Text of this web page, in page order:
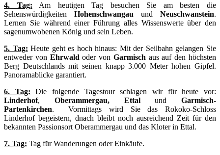
4. Tag: Am heutigen Tag besuchen Sie am besten die
Sehenswürdigkeiten Hohenschwangau und Neuschwanstein.
Lernen Sie während einer Führung alles Wissenswerte über den
sagenumwobenen König und sein Leben.
5. Tag: Heute geht es hoch hinaus: Mit der Seilbahn gelangen Sie
entweder von Ehrwald oder von Garmisch aus auf den höchsten
Berg Deutschlands mit seinen knapp 3.000 Meter hohen Gipfel.
Panoramablicke garantiert.
6. Tag:
Die folgende Tagestour schlagen wir für heute vor:
Linderhof, Oberammergau, Ettalund Garmisch-
Partenkirchen. Vormittags wird Sie das Rokoko-Schloss
Linderhof begeistern, dnach bleibt noch ausreichend Zeit für den
bekannten Passionsort Oberammergau und das Kloter in Ettal.
7. Tag: Tag für Wanderungen oder Einkäufe.